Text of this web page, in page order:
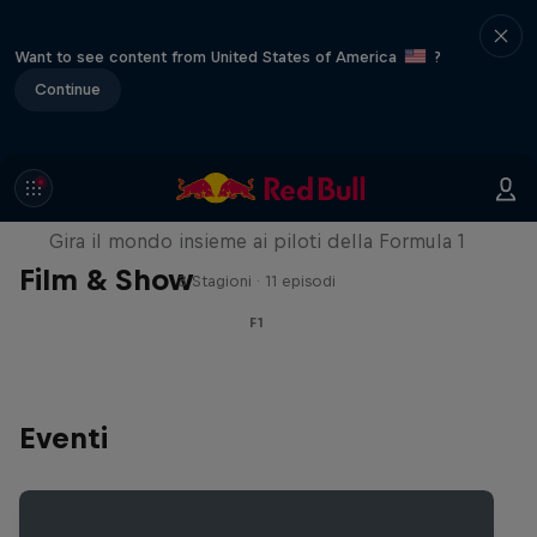
Want to see content from United States of America
?
Continue
Film & Show
Red Bull Racing Road Trips
Gira il mondo insieme ai piloti della Formula 1
3 Stagioni · 11 episodi
F1
Eventi